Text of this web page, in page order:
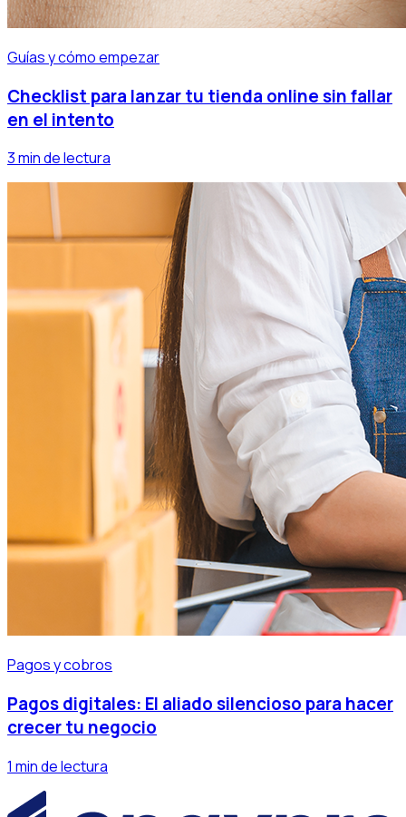
Guías y cómo empezar
Checklist para lanzar tu tienda online sin fallar
en el intento
3 min de lectura
Pagos y cobros
Pagos digitales: El aliado silencioso para hacer
crecer tu negocio
1 min de lectura